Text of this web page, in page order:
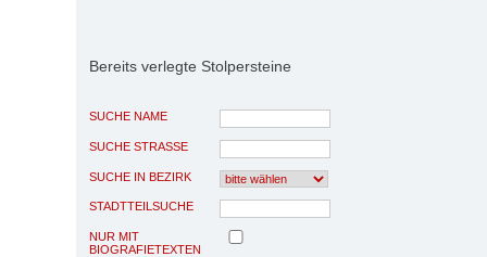
Bereits verlegte Stolpersteine
SUCHE NAME
SUCHE STRASSE
SUCHE IN BEZIRK
STADTTEILSUCHE
NUR MIT
BIOGRAFIETEXTEN